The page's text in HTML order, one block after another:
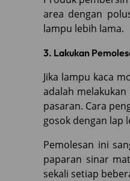
area dengan
lampu lebih lama.
3. Lakukan
Jika lampu kaca
adalah
pasaran. Cara
gosok dengan lap
Pemolesan ini
paparan sinar
sekali setiap